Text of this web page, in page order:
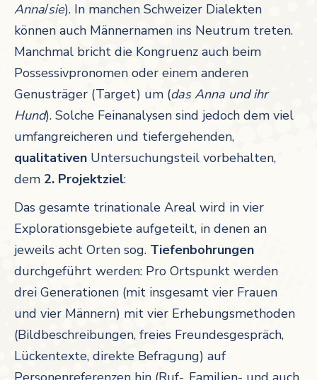
Anna/sie). In manchen Schweizer Dialekten
können auch Männernamen ins Neutrum treten.
Manchmal bricht die Kongruenz auch beim
Possessivpronomen oder einem anderen
Genusträger (Target) um (das Anna und ihr
Hund). Solche Feinanalysen sind jedoch dem viel
umfangreicheren und tiefergehenden,
qualitativen Untersuchungsteil vorbehalten,
dem 2. Projektziel:
Das gesamte trinationale Areal wird in vier
Explorationsgebiete aufgeteilt, in denen an
jeweils acht Orten sog. Tiefenbohrungen
durchgeführt werden: Pro Ortspunkt werden
drei Generationen (mit insgesamt vier Frauen
und vier Männern) mit vier Erhebungsmethoden
(Bildbeschreibungen, freies Freundesgespräch,
Lückentexte, direkte Befragung) auf